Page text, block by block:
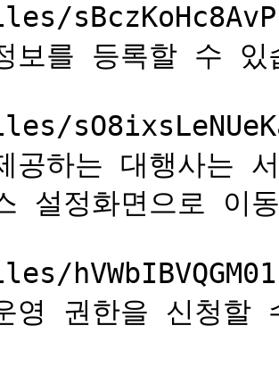
보를 등록할 수 있
공하는 대행사는
설정화면으로 이